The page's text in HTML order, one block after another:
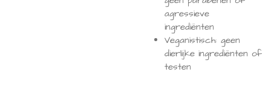
agressieve
ingrediënten
Veganistisch: geen
dierlijke ingrediënten of
testen